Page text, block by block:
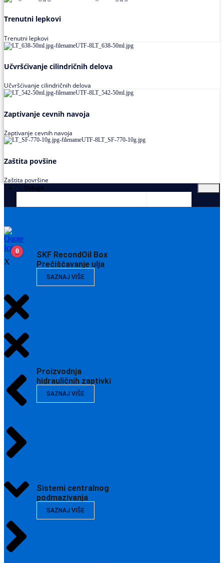
Trenutni lepkovi
Trenutni lepkovi
Učvršćivanje cilindričnih delova
Učvršćivanje cilindričnih delova
Zaptivanje cevnih navoja
Zaptivanje cevnih navoja
Zaštita povšine
Zaštita površine
Usluge
SKF RecondOil Box
Prečišćavanje ulja
SAZNAJ VIŠE
Proizvodnja
hidrauličnih zaptivki
SAZNAJ VIŠE
Sistemi centralnog
podmazivanja
SAZNAJ VIŠE
0
X